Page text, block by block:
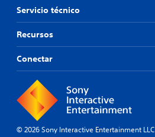
Servicio técnico
Recursos
Conectar
© 2026 Sony Interactive Entertainment LLC